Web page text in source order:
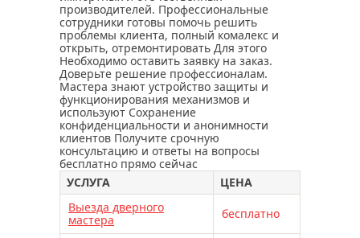
производителей. Профессиональные
сотрудники готовы помочь решить
проблемы клиента, полный комалекс и
открыть, отремонтировать Для этого
Необходимо оставить заявку на заказ.
Доверьте решение профессионалам.
Мастера знают устройство защиты и
функционирования механизмов и
используют Сохранение
конфиденциальности и анонимности
клиентов Получите срочную
консультацию и ответы на вопросы
бесплатно прямо сейчас
УСЛУГА
ЦЕНА
Выезда дверного
мастера
бесплатно